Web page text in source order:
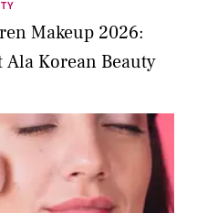
Makeup 2026:
Korean Beauty